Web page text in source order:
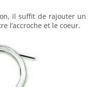
il suffit de rajouter un
l’accroche et le coeur.